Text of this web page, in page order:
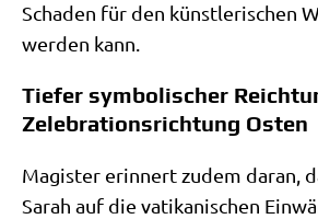
Scha­den für den künst­le­ri­schen
wer­den kann.
Tiefer symbolischer
Zelebrationsrichtung Osten
Magi­ster erin­nert zudem dar­an,
Sarah auf die vati­ka­ni­schen